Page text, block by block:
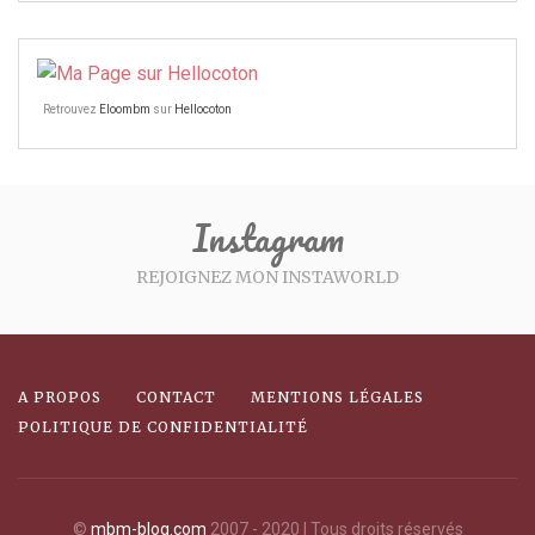
Retrouvez Eloombm sur Hellocoton
Instagram
REJOIGNEZ MON INSTAWORLD
A PROPOS CONTACT
MENTIONS LÉGALES
POLITIQUE DE CONFIDENTIALITÉ
© mbm-blog.com 2007 - 2020 | Tous droits réservés